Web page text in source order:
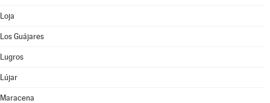
Loja
Los Guájares
Lugros
Lújar
Maracena